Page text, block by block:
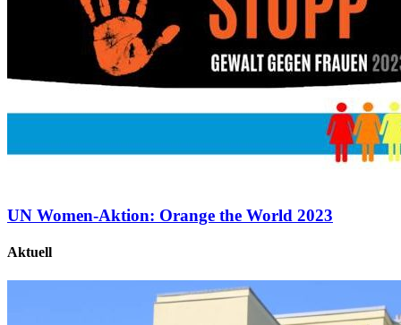
UN Women-Aktion: Orange the World 2023
Aktuell